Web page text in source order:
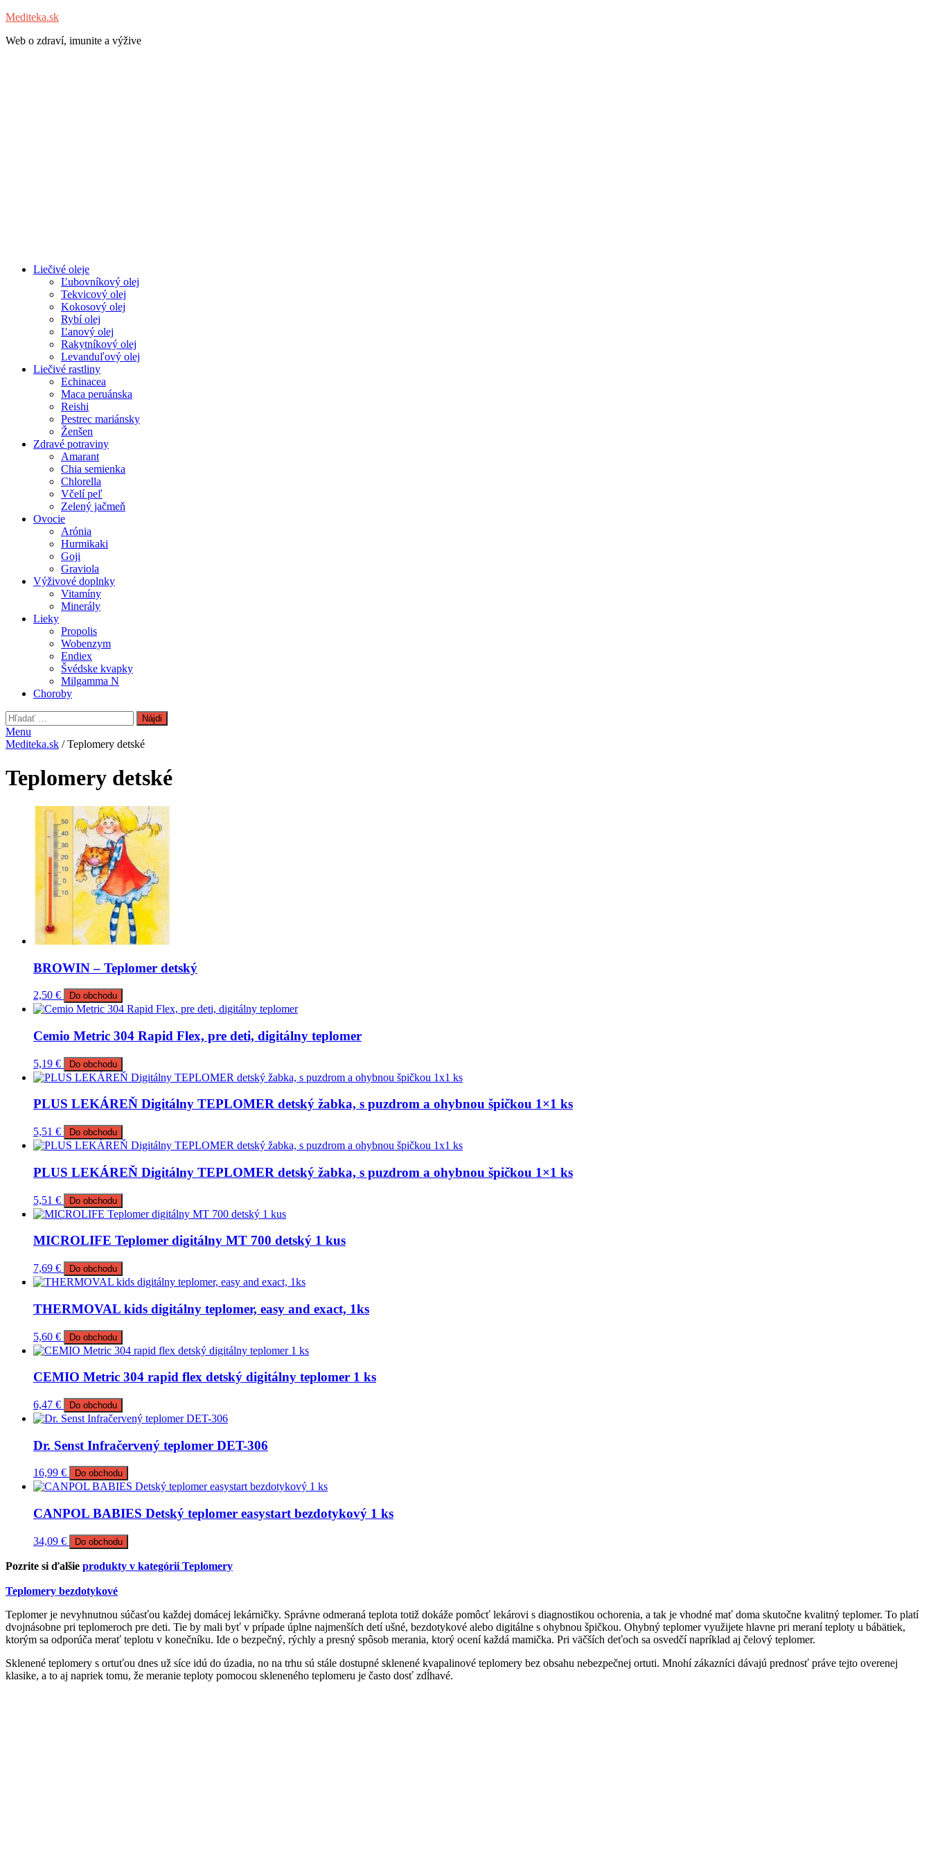
Mediteka.sk
Web o zdraví, imunite a výžive
Liečivé oleje
Ľubovníkový olej
Tekvicový olej
Kokosový olej
Rybí olej
Ľanový olej
Rakytníkový olej
Levanduľový olej
Liečivé rastliny
Echinacea
Maca peruánska
Reishi
Pestrec mariánsky
Ženšen
Zdravé potraviny
Amarant
Chia semienka
Chlorella
Včelí peľ
Zelený jačmeň
Ovocie
Arónia
Hurmikaki
Goji
Graviola
Výživové doplnky
Vitamíny
Minerály
Lieky
Propolis
Wobenzym
Endiex
Švédske kvapky
Milgamma N
Choroby
Hľadať:
Menu
Mediteka.sk / Teplomery detské
Teplomery detské
BROWIN – Teplomer detský
2,50 € Do obchodu
Cemio Metric 304 Rapid Flex, pre deti, digitálny teplomer
5,19 € Do obchodu
PLUS LEKÁREŇ Digitálny TEPLOMER detský žabka, s puzdrom a ohybnou špičkou 1×1 ks
5,51 € Do obchodu
PLUS LEKÁREŇ Digitálny TEPLOMER detský žabka, s puzdrom a ohybnou špičkou 1×1 ks
5,51 € Do obchodu
MICROLIFE Teplomer digitálny MT 700 detský 1 kus
7,69 € Do obchodu
THERMOVAL kids digitálny teplomer, easy and exact, 1ks
5,60 € Do obchodu
CEMIO Metric 304 rapid flex detský digitálny teplomer 1 ks
6,47 € Do obchodu
Dr. Senst Infračervený teplomer DET-306
16,99 € Do obchodu
CANPOL BABIES Detský teplomer easystart bezdotykový 1 ks
34,09 € Do obchodu
Pozrite si ďalšie produkty v kategórii Teplomery
Teplomery bezdotykové
Teplomer je nevyhnutnou súčasťou každej domácej lekárničky. Správne odmeraná teplota totiž dokáže pomôcť lekárovi s diagnostikou ochorenia, a tak je vhodné mať doma skutočne kvalitný teplomer. To platí
dvojnásobne pri teplomeroch pre deti. Tie by mali byť v prípade úplne najmenších detí ušné, bezdotykové alebo digitálne s ohybnou špičkou. Ohybný teplomer využijete hlavne pri meraní teploty u bábätiek,
ktorým sa odporúča merať teplotu v konečníku. Ide o bezpečný, rýchly a presný spôsob merania, ktorý ocení každá mamička. Pri väčších deťoch sa osvedčí napríklad aj čelový teplomer.
Sklenené teplomery s ortuťou dnes už síce idú do úzadia, no na trhu sú stále dostupné sklenené kvapalinové teplomery bez obsahu nebezpečnej ortuti. Mnohí zákazníci dávajú prednosť práve tejto overenej
klasike, a to aj napriek tomu, že meranie teploty pomocou skleneného teplomeru je často dosť zdĺhavé.